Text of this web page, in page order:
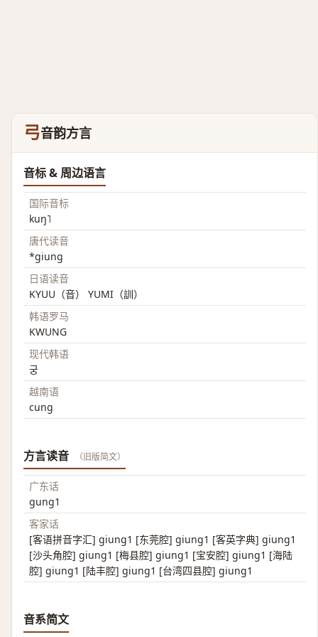
弓音韵方言
音标 & 周边语言
国际音标
kuŋ˥
唐代读音
*giung
日语读音
KYUU（音） YUMI（訓）
韩语罗马
KWUNG
现代韩语
궁
越南语
cung
方言读音 （旧版简文）
广东话
gung1
客家话
[客语拼音字汇] giung1 [东莞腔] giung1 [客英字典] giung1
[沙头角腔] giung1 [梅县腔] giung1 [宝安腔] giung1 [海陆
腔] giung1 [陆丰腔] giung1 [台湾四县腔] giung1
音系简文